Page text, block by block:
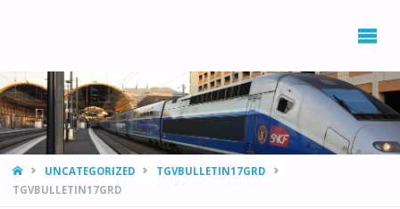
ENVIRONNEMENT
PROVENCE AZUR
AVEC LE RAIL ET
LE TRAIN
(DEPART)
HOMEUNCATEGORIZED
TGVBULLETIN17GRD
TGVBULLETIN17GRD